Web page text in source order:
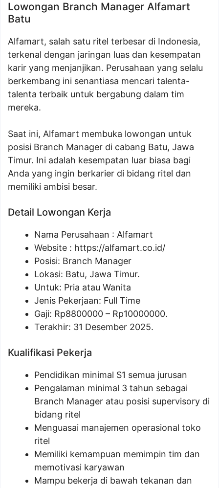
Lowongan Branch Manager Alfamart
Batu
Alfamart, salah satu ritel terbesar di Indonesia,
terkenal dengan jaringan luas dan kesempatan
karir yang menjanjikan. Perusahaan yang selalu
berkembang ini senantiasa mencari talenta-
talenta terbaik untuk bergabung dalam tim
mereka.
Saat ini, Alfamart membuka lowongan untuk
posisi Branch Manager di cabang Batu, Jawa
Timur. Ini adalah kesempatan luar biasa bagi
Anda yang ingin berkarier di bidang ritel dan
memiliki ambisi besar.
Detail Lowongan Kerja
Nama Perusahaan : Alfamart
Website : https://alfamart.co.id/
Posisi: Branch Manager
Lokasi: Batu, Jawa Timur.
Untuk: Pria atau Wanita
Jenis Pekerjaan: Full Time
Gaji: Rp8800000 – Rp10000000.
Terakhir: 31 Desember 2025.
Kualifikasi Pekerja
Pendidikan minimal S1 semua jurusan
Pengalaman minimal 3 tahun sebagai
Branch Manager atau posisi supervisory di
bidang ritel
Menguasai manajemen operasional toko
ritel
Memiliki kemampuan memimpin tim dan
memotivasi karyawan
Mampu bekerja di bawah tekanan dan